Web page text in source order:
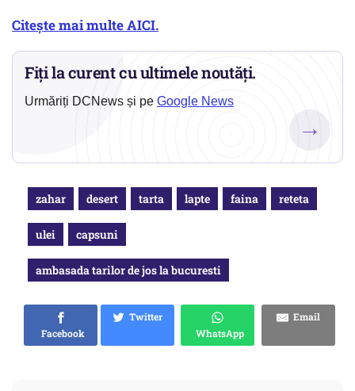
Citește mai multe AICI.
Fiți la curent cu ultimele noutăți.
Urmăriți DCNews și pe Google News
→
zahar desert tarta lapte faina reteta
ulei capsuni
ambasada tarilor de jos la bucuresti
Facebook
Twitter
WhatsApp
Email